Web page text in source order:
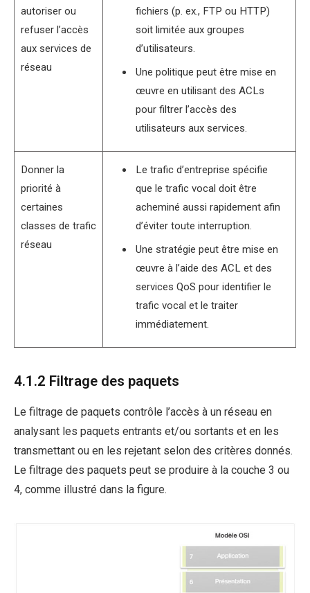
autoriser ou
refuser l’accès
aux services de
réseau
fichiers (p. ex., FTP ou HTTP)
soit limitée aux groupes
d’utilisateurs.
Une politique peut être mise en
œuvre en utilisant des ACLs
pour filtrer l’accès des
utilisateurs aux services.
Donner la
priorité à
certaines
classes de trafic
réseau
Le trafic d’entreprise spécifie
que le trafic vocal doit être
acheminé aussi rapidement afin
d’éviter toute interruption.
Une stratégie peut être mise en
œuvre à l’aide des ACL et des
services QoS pour identifier le
trafic vocal et le traiter
immédiatement.
4.1.2 Filtrage des paquets
Le filtrage de paquets contrôle l’accès à un réseau en
analysant les paquets entrants et/ou sortants et en les
transmettant ou en les rejetant selon des critères donnés.
Le filtrage des paquets peut se produire à la couche 3 ou
4, comme illustré dans la figure.